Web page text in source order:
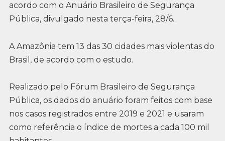
acordo com o Anuário Brasileiro de Segurança
Pública, divulgado nesta terça-feira, 28/6.
A Amazônia tem 13 das 30 cidades mais violentas do
Brasil, de acordo com o estudo.
Realizado pelo Fórum Brasileiro de Segurança
Pública, os dados do anuário foram feitos com base
nos casos registrados entre 2019 e 2021 e usaram
como referência o índice de mortes a cada 100 mil